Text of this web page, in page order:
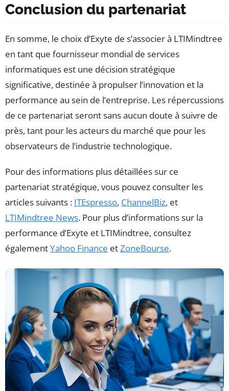
Conclusion du partenariat
En somme, le choix d’Exyte de s’associer à LTIMindtree
en tant que fournisseur mondial de services
informatiques est une décision stratégique
significative, destinée à propulser l’innovation et la
performance au sein de l’entreprise. Les répercussions
de ce partenariat seront sans aucun doute à suivre de
près, tant pour les acteurs du marché que pour les
observateurs de l’industrie technologique.
Pour des informations plus détaillées sur ce
partenariat stratégique, vous pouvez consulter les
articles suivants : ITEspresso, ChannelBiz, et
LTIMindtree News. Pour plus d’informations sur la
performance d’Exyte et LTIMindtree, consultez
égalementYahoo Finance etZoneBourse.